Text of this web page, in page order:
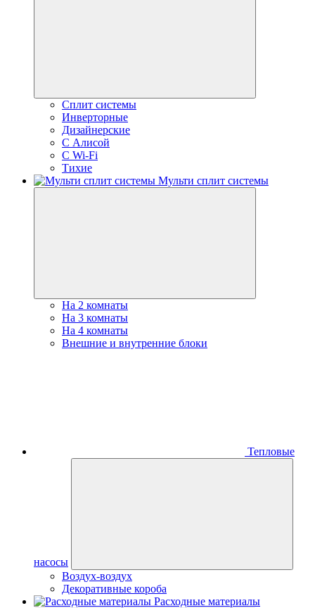
Сплит системы
Инверторные
Дизайнерские
С Алисой
C Wi-Fi
Тихие
Мульти сплит системы
На 2 комнаты
На 3 комнаты
На 4 комнаты
Внешние и внутренние блоки
Тепловые
насосы
Воздух-воздух
Декоративные короба
Расходные материалы